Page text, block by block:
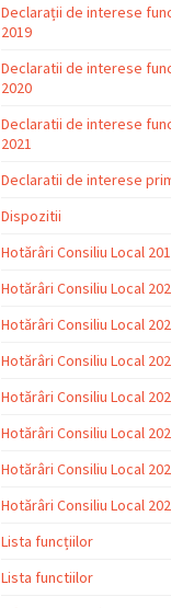
Declarații de interese
2019
Declaratii de interese
2020
Declaratii de interese
2021
Declaratii de interese
Dispozitii
Hotărâri Consiliu Local
Hotărâri Consiliu Local
Hotărâri Consiliu Local
Hotărâri Consiliu Local
Hotărâri Consiliu Local
Hotărâri Consiliu Local
Hotărâri Consiliu Local
Hotărâri Consiliu Local
Lista funcțiilor
Lista functiilor